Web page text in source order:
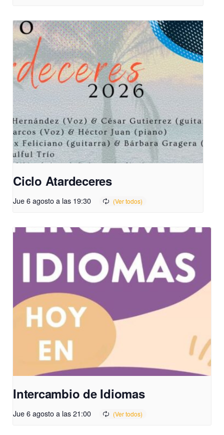
Ciclo Atardeceres
Jue 6 agosto a las 19:30
Intercambio de Idiomas
Jue 6 agosto a las 21:00